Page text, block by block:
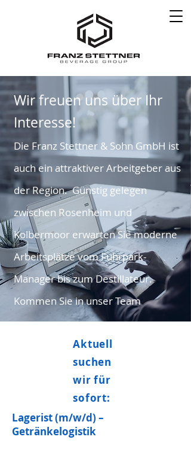
Wir freuen uns über Ihr
Interesse!
Die Franz Stettner & Sohn GmbH ist
auch ein attraktiver Arbeitgeber aus
der Region. Günstig gelegen
zwischen Rosenheim und
Kolbermoor erwarten Sie moderne
Arbeitsplätze vom Fuhrpark-
Manager bis zum Destillateur.
Kommen Sie in unser Team
Aktuell
suchen
wir für
sofort:
Lagerist (m/w/d) –
Getränkelogistik